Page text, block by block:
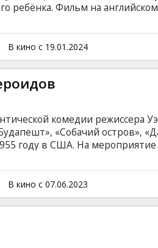
ребёнка. Фильм на
В кино с 19.01.2024
комедии режиссера
«Собачий остров»,
году в США. На
нарушается событиями,
Андерсона задействован
Том Хэнкс, Джейсон
на английском языке с
В кино с 07.06.2023